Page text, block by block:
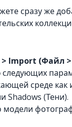
сразу же
> Import (Файл
среде
Shadows (Тени).